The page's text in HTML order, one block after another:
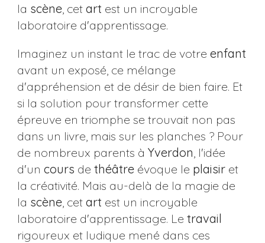
la scène, cet art est un incroyable
laboratoire d'apprentissage.
Imaginez un instant le trac de votre enfant
avant un exposé, ce mélange
d'appréhension et de désir de bien faire. Et
si la solution pour transformer cette
épreuve en triomphe se trouvait non pas
dans un livre, mais sur les planches ? Pour
de nombreux parents à Yverdon , l'idée
d'un cours de théâtreévoque le plaisiret
la créativité. Mais au-delà de la magie de
la scène, cet art est un incroyable
laboratoire d'apprentissage. Le travail
rigoureux et ludique mené dans ces